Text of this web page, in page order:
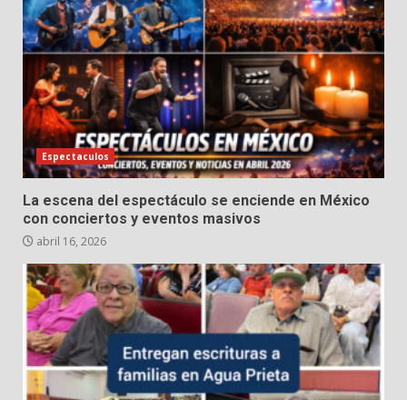
Espectaculos
La escena del espectáculo se enciende en México
con conciertos y eventos masivos
abril 16, 2026